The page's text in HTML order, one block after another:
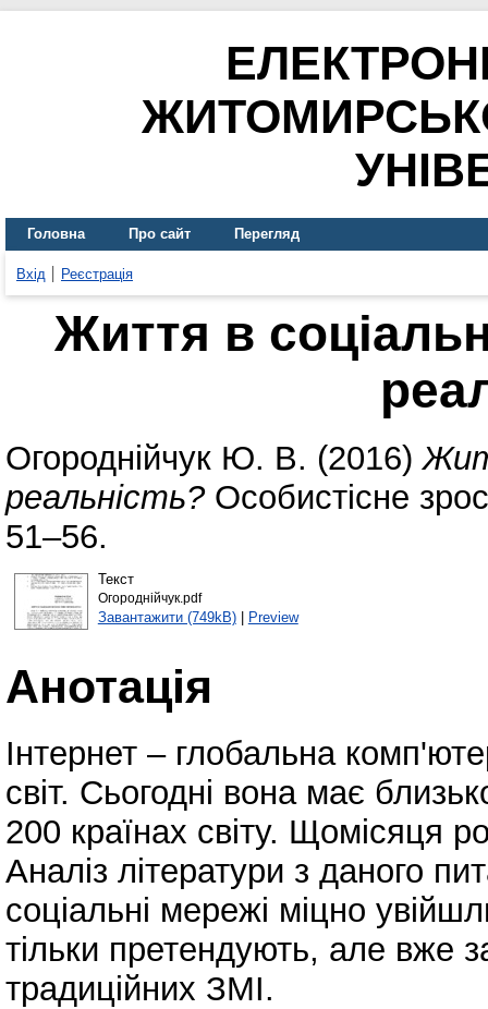
Головна Про сайт Перегляд
Вхід Реєстрація
Життя в
Огороднійчук Ю. В. (2016)
реальність?Особистісне
51–56.
Текст
Огороднійчук.pdf
Завантажити (749kB)| Preview
Анотація
Інтернет – глобальна
світ. Сьогодні вона має
200 країнах світу. Щомісяця
Аналіз літератури з даного
соціальні мережі міцно
тільки претендують, але вже
традиційних ЗМІ.